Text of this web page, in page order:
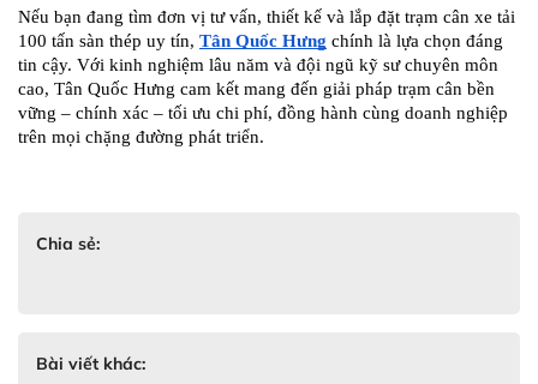
Nếu bạn đang tìm đơn vị tư vấn, thiết kế và lắp đặt trạm cân xe tải
100 tấn sàn thép uy tín, Tân Quốc Hưng chính là lựa chọn đáng
tin cậy. Với kinh nghiệm lâu năm và đội ngũ kỹ sư chuyên môn
cao, Tân Quốc Hưng cam kết mang đến giải pháp trạm cân bền
vững – chính xác – tối ưu chi phí, đồng hành cùng doanh nghiệp
trên mọi chặng đường phát triển.
Chia sẻ:
Bài viết khác: